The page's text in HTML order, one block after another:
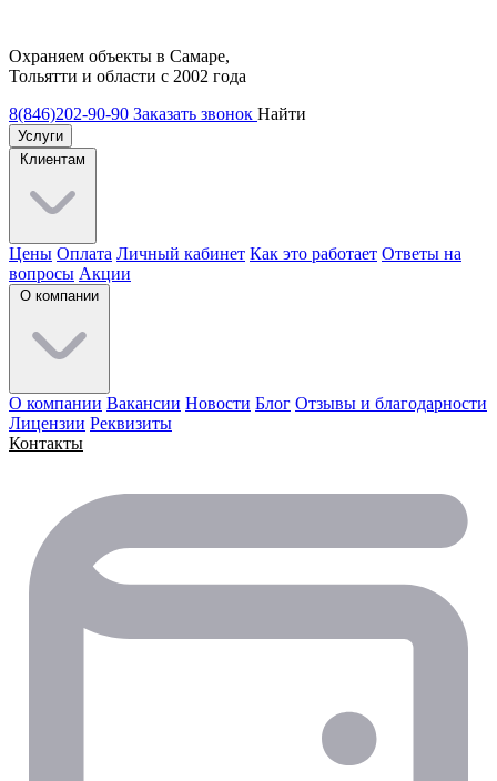
Охраняем объекты в Самаре,
Тольятти и области с 2002 года
8(846)202-90-90 Заказать звонок Найти
Услуги
Клиентам
Цены Оплата Личный кабинет Как это работает Ответы на
вопросы Акции
О компании
О компании Вакансии Новости Блог Отзывы и благодарности
Лицензии Реквизиты
Контакты